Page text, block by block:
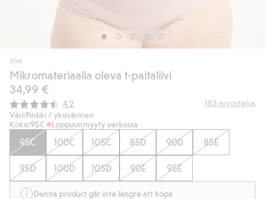
Xlnt
Mikromateriaalia oleva t-paitaliivi
34,99 €
Keskimääräinen luokitus:
4.2 183 arvostelua
Väri:Pinkki / yksivärinen
Koko:95C Loppuunmyyty verkossa
95C 100C 105C 85D 90D 85E
95D 100D 105D 90E 95E
Denna product går inte längre att köpa